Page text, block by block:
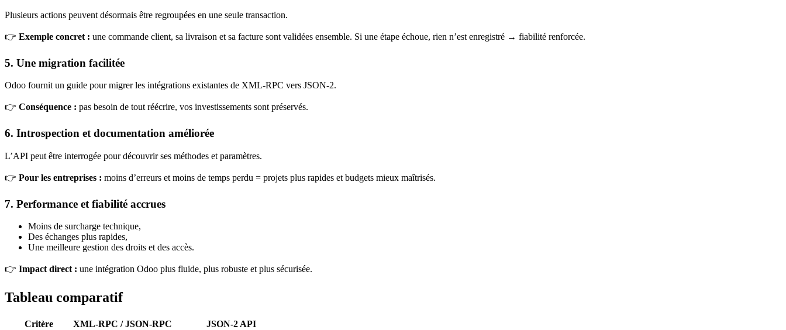
Plusieurs actions peuvent désormais être regroupées en une seule transaction.
👉 Exemple concret : une commande client, sa livraison et sa facture sont validées ensemble. Si une étape échoue, rien n’est enregistré → fiabilité renforcée.
5. Une migration facilitée
Odoo fournit un guide pour migrer les intégrations existantes de XML-RPC vers JSON-2.
👉 Conséquence : pas besoin de tout réécrire, vos investissements sont préservés.
6. Introspection et documentation améliorée
L’API peut être interrogée pour découvrir ses méthodes et paramètres.
👉 Pour les entreprises : moins d’erreurs et moins de temps perdu = projets plus rapides et budgets mieux maîtrisés.
7. Performance et fiabilité accrues
Moins de surcharge technique,
Des échanges plus rapides,
Une meilleure gestion des droits et des accès.
👉 Impact direct : une intégration Odoo plus fluide, plus robuste et plus sécurisée.
Tableau comparatif
Critère XML-RPC / JSON-RPC
JSON-2 API